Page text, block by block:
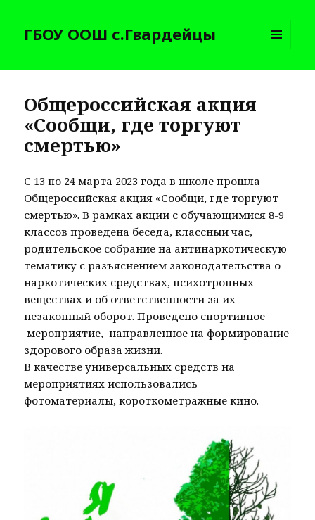
ГБОУ ООШ с.Гвардейцы
И
Общероссийская акция
«Сообщи, где торгуют
смертью»
С 13 по 24 марта 2023 года в школе прошла
Общероссийская акция «Сообщи, где торгуют
смертью». В рамках акции с обучающимися 8-9
классов проведена беседа, классный час,
родительское собрание на антинаркотическую
тематику с разъяснением законодательства о
наркотических средствах, психотропных
веществах и об ответственности за их
незаконный оборот. Проведено спортивное
мероприятие, направленное на формирование
здорового образа жизни.
В качестве универсальных средств на
мероприятиях использовались
фотоматериалы, короткометражные кино.